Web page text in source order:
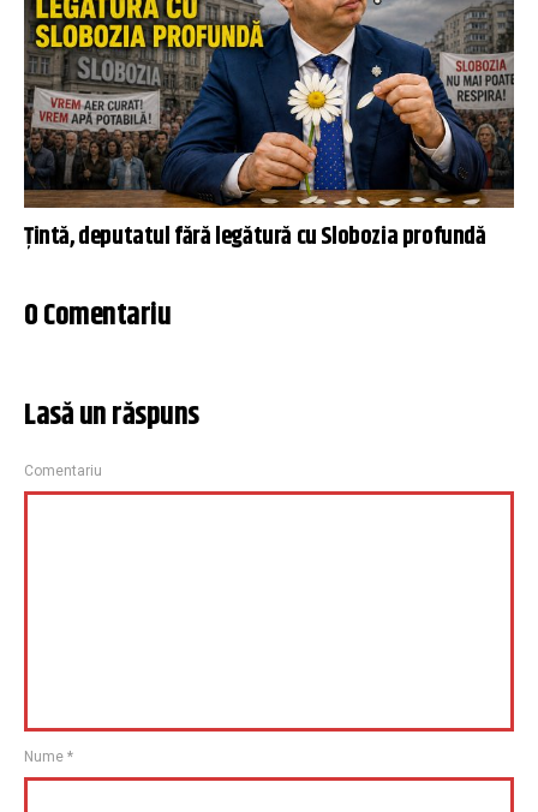
Țintă, deputatul fără legătură cu Slobozia profundă
0 Comentariu
Lasă un răspuns
Comentariu
Nume *